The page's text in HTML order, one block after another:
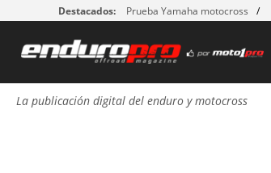
Destacados: Prueba Yamaha motocross
La publicación digital del enduro y motocross